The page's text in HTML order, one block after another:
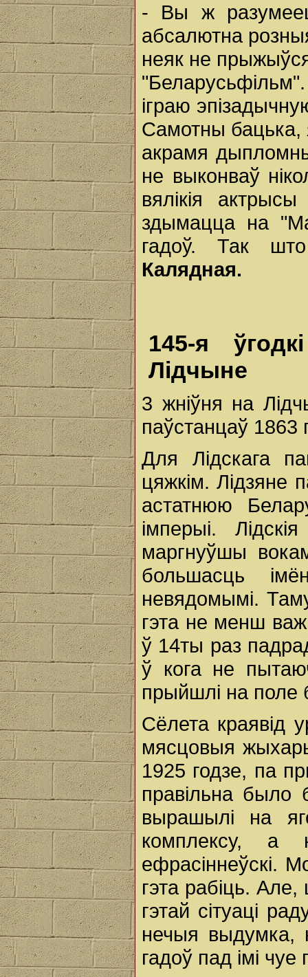
- Вы ж
абсалютна
неяк не
іграю
Самотны бацька,
акрамя
не выконваў
вялікія
здымацца на
гадоў. Так
Калядная.
145-я
Лідчыне
3 жніўня на
паўстанцаў 1863
Для Лідскага
цяжкім. Лідзяне
астатнюю
імперыі.
маргнуўшы
большасць
невядомымі.
гэта не менш
ў 14ты раз
ў кога не
прыйшлі на поле
Сёлета краявід
мясцовыя
1925 годзе, па
правільна было
вырашылі на
комплексу, а
ефрасіннеўскі.
гэта рабіць.
гэтай сітуаці
нечыя выдумка,
гадоў пад імі